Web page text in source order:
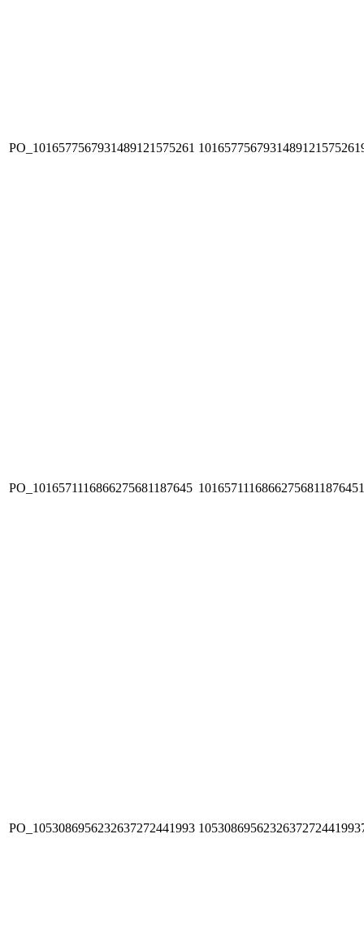
PO_1016577567931489121575261
PO_1016571116866275681187645
PO_1053086956232637272441993